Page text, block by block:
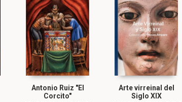
Antonio Ruiz "El
Corcito"
Arte virreinal del
Siglo XIX